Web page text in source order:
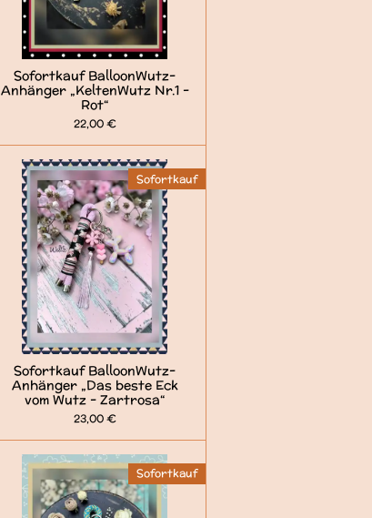
Sofortkauf BalloonWutz-
Anhänger „KeltenWutz Nr.1 -
Rot“
22,00 €
Sofortkauf
Sofortkauf BalloonWutz-
Anhänger „Das beste Eck
vom Wutz - Zartrosa“
23,00 €
Sofortkauf